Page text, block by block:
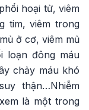
hoại tử, viêm
tim, viêm trong
ở cơ, viêm mủ
loạn đông máu
chảy máu khó
thận…Nhiễm
là một trong